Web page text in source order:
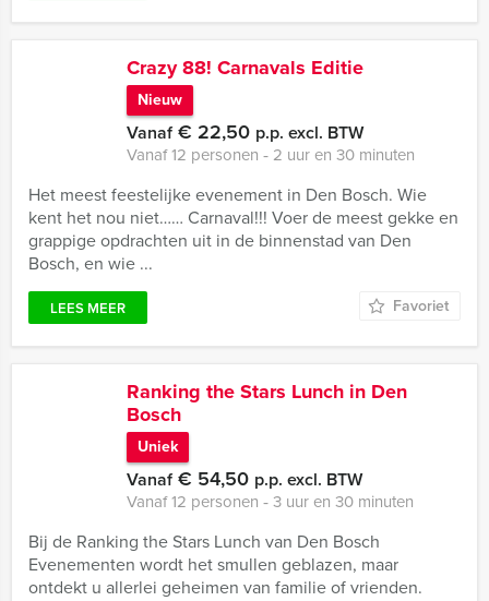
Crazy 88! Carnavals Editie
Nieuw
Vanaf€ 22,50 p.p. excl. BTW
Vanaf 12 personen ‐ 2 uur en 30 minuten
Het meest feestelijke evenement in Den Bosch. Wie
kent het nou niet…… Carnaval!!! Voer de meest gekke en
grappige opdrachten uit in de binnenstad van Den
Bosch, en wie ...
LEES MEER Favoriet
Ranking the Stars Lunch in Den
Bosch
Uniek
Vanaf€ 54,50 p.p. excl. BTW
Vanaf 12 personen ‐ 3 uur en 30 minuten
Bij de Ranking the Stars Lunch van Den Bosch
Evenementen wordt het smullen geblazen, maar
ontdekt u allerlei geheimen van familie of vrienden.